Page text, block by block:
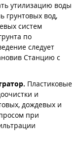
утилизацию воды
грунтовых вод,
систем
по
следует
Станцию с
Пластиковые
и
дождевых и
при